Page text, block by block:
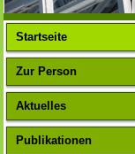
Startseite
Zur Person
Aktuelles
Publikationen